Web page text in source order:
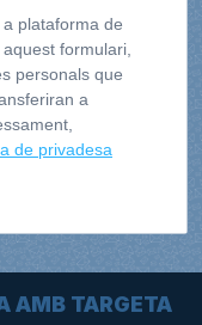
plataforma de
formulari,
personals que
a
de privadesa
AMB TARGETA